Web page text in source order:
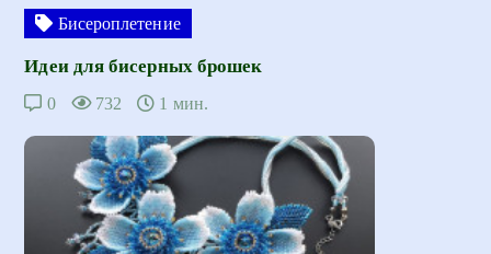
Бисероплетение
Идеи для бисерных брошек
0 732 1 мин.